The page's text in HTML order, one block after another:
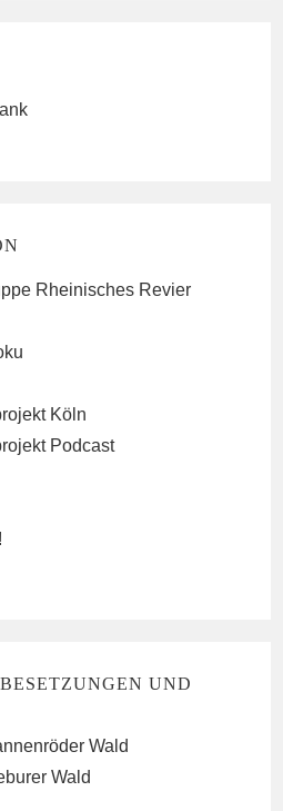
Rheinisches Revier
Köln
Podcast
UND
Wald
Wald